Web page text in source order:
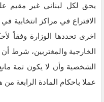
يحق لكل لبناني غير مقيم
الاقتراع في مراكز انتخابية
اخرى تحددها الوزارة وفقاً
الخارجية والمغتربين، شرط
الشخصية وأن لا يكون ثمة
عملا باحكام المادة الرابعة من